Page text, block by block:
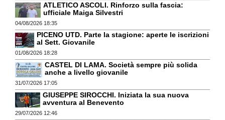
ATLETICO ASCOLI. Rinforzo sulla fascia:
ufficiale Maiga Silvestri
04/08/2026 18:35
PICENO UTD. Parte la stagione: aperte le iscrizioni
al Sett. Giovanile
01/08/2026 18:28
CASTEL DI LAMA. Società sempre più solida
anche a livello giovanile
31/07/2026 17:05
GIUSEPPE SIROCCHI. Iniziata la sua nuova
avventura al Benevento
29/07/2026 12:46